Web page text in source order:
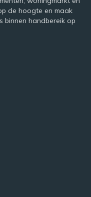
de hoogte en maak
binnen handbereik op